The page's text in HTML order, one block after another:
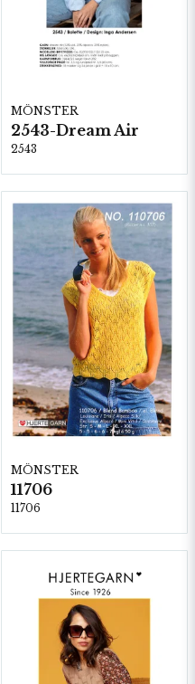
MÖNSTER
2543-Dream Air
2543
MÖNSTER
11706
11706